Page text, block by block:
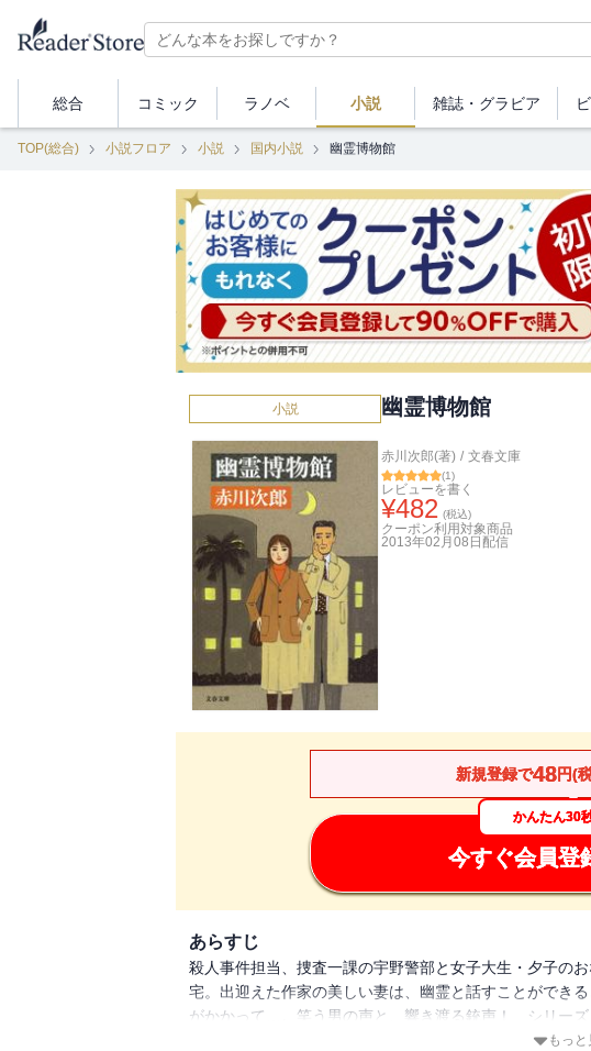
総合 コミック ラノベ 小説 雑誌・ グラビア
TOP(総合) 小説フロア 小説 国内小説 幽霊博物館
小説 幽霊博物館
赤川次郎(著) / 文春文庫
(1)
レビューを書く
¥482 (税込)
クーポン利用対象商品
2013年02月08日 配信
新規登録で48円(
かんたん30
今すぐ会員登
あらすじ
殺人事件担当、捜査一課の宇野警部と女子大生・夕子の
宅。出迎えた作家の美しい妻は、幽霊と話すことができ
がかかって…。笑う男の声と、響き渡る銃声！ シリー
ななめに上る」「見知らぬ人への挽歌」など４篇収録。
もっと